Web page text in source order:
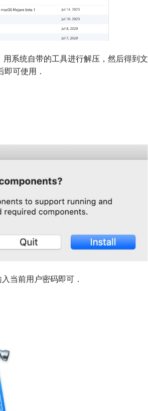
系统自带的工具进行解压，然后得到文
可使用．
当前用户密码即可．